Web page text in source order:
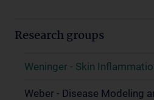
Research groups
Weninger - Skin
Weber - Disease Modeling